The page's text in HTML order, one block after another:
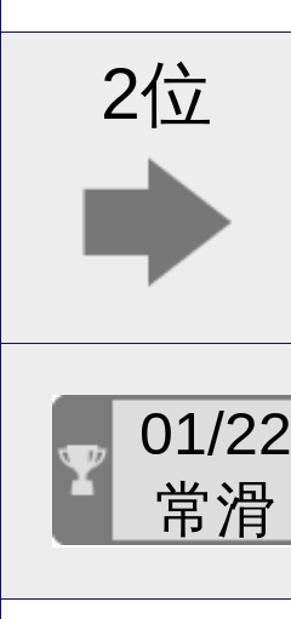
2位
01/22
常滑